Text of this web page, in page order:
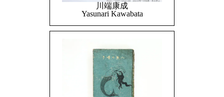
川端康成
Yasunari Kawabata